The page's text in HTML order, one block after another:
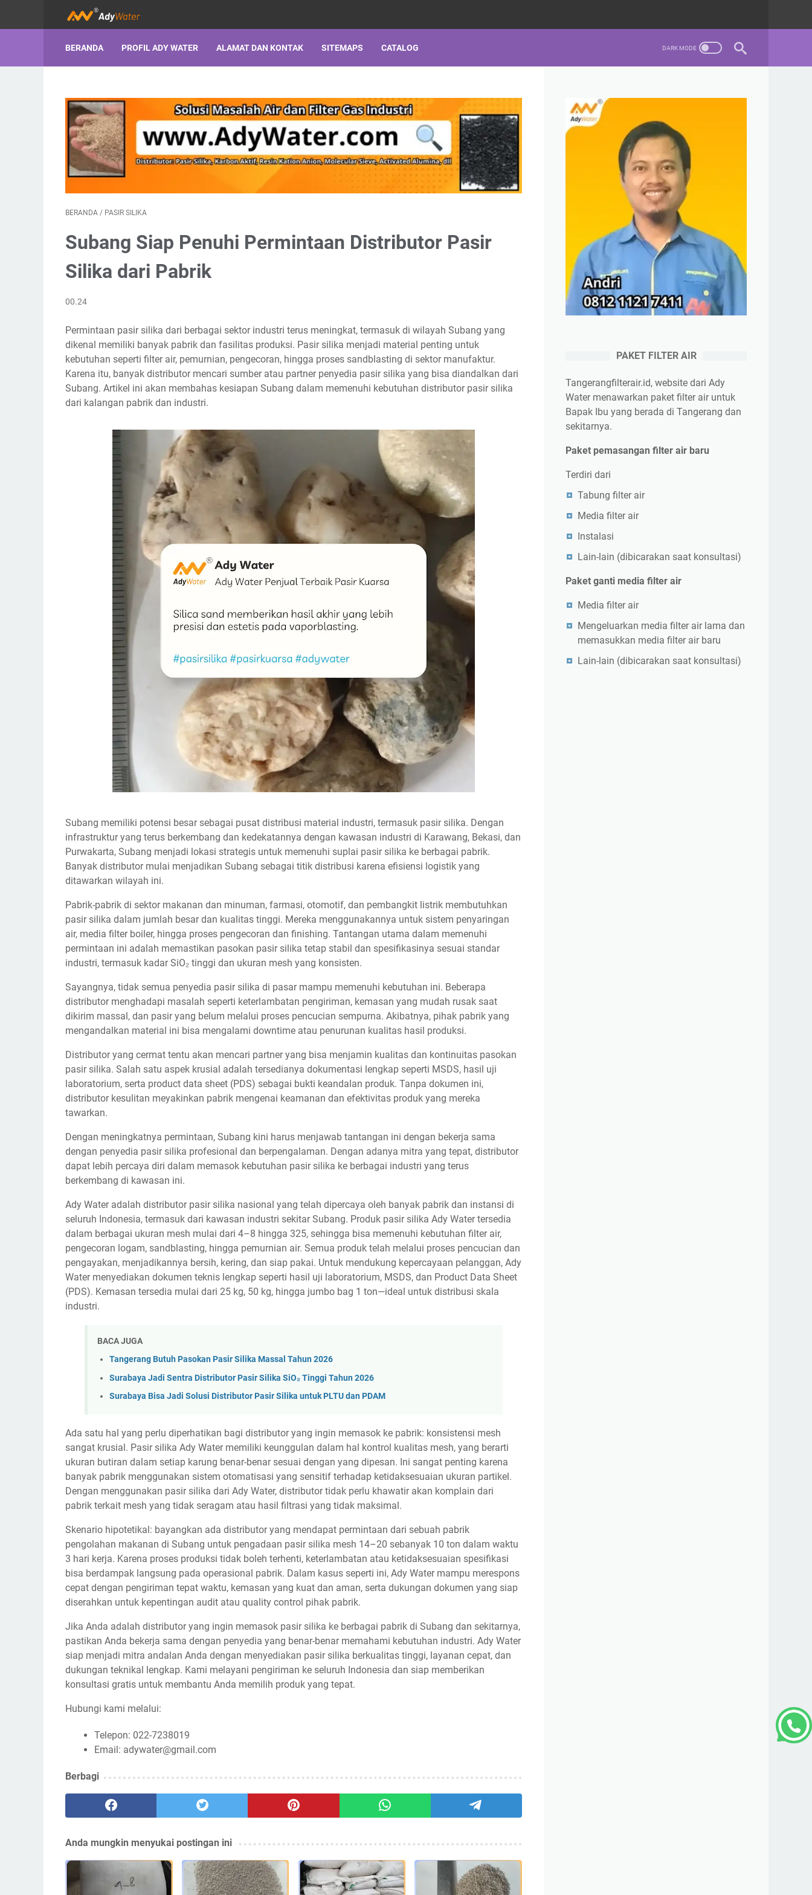
BERANDA PROFIL ADY WATER ALAMAT DAN KONTAK SITEMAPS CATALOG
BERANDA / PASIR SILIKA
Subang Siap Penuhi Permintaan Distributor Pasir
Silika dari Pabrik
00.24
Permintaan pasir silika dari berbagai sektor industri terus meningkat, termasuk di wilayah Subang yang
dikenal memiliki banyak pabrik dan fasilitas produksi. Pasir silika menjadi material penting untuk
kebutuhan seperti filter air, pemurnian, pengecoran, hingga proses sandblasting di sektor manufaktur.
Karena itu, banyak distributor mencari sumber atau partner penyedia pasir silika yang bisa diandalkan dari
Subang. Artikel ini akan membahas kesiapan Subang dalam memenuhi kebutuhan distributor pasir silika
dari kalangan pabrik dan industri.
Subang memiliki potensi besar sebagai pusat distribusi material industri, termasuk pasir silika. Dengan
infrastruktur yang terus berkembang dan kedekatannya dengan kawasan industri di Karawang, Bekasi, dan
Purwakarta, Subang menjadi lokasi strategis untuk memenuhi suplai pasir silika ke berbagai pabrik.
Banyak distributor mulai menjadikan Subang sebagai titik distribusi karena efisiensi logistik yang
ditawarkan wilayah ini.
Pabrik-pabrik di sektor makanan dan minuman, farmasi, otomotif, dan pembangkit listrik membutuhkan
pasir silika dalam jumlah besar dan kualitas tinggi. Mereka menggunakannya untuk sistem penyaringan
air, media filter boiler, hingga proses pengecoran dan finishing. Tantangan utama dalam memenuhi
permintaan ini adalah memastikan pasokan pasir silika tetap stabil dan spesifikasinya sesuai standar
industri, termasuk kadar SiO₂ tinggi dan ukuran mesh yang konsisten.
Sayangnya, tidak semua penyedia pasir silika di pasar mampu memenuhi kebutuhan ini. Beberapa
distributor menghadapi masalah seperti keterlambatan pengiriman, kemasan yang mudah rusak saat
dikirim massal, dan pasir yang belum melalui proses pencucian sempurna. Akibatnya, pihak pabrik yang
mengandalkan material ini bisa mengalami downtime atau penurunan kualitas hasil produksi.
Distributor yang cermat tentu akan mencari partner yang bisa menjamin kualitas dan kontinuitas pasokan
pasir silika. Salah satu aspek krusial adalah tersedianya dokumentasi lengkap seperti MSDS, hasil uji
laboratorium, serta product data sheet (PDS) sebagai bukti keandalan produk. Tanpa dokumen ini,
distributor kesulitan meyakinkan pabrik mengenai keamanan dan efektivitas produk yang mereka
tawarkan.
Dengan meningkatnya permintaan, Subang kini harus menjawab tantangan ini dengan bekerja sama
dengan penyedia pasir silika profesional dan berpengalaman. Dengan adanya mitra yang tepat, distributor
dapat lebih percaya diri dalam memasok kebutuhan pasir silika ke berbagai industri yang terus
berkembang di kawasan ini.
Ady Water adalah distributor pasir silika nasional yang telah dipercaya oleh banyak pabrik dan instansi di
seluruh Indonesia, termasuk dari kawasan industri sekitar Subang. Produk pasir silika Ady Water tersedia
dalam berbagai ukuran mesh mulai dari 4–8 hingga 325, sehingga bisa memenuhi kebutuhan filter air,
pengecoran logam, sandblasting, hingga pemurnian air. Semua produk telah melalui proses pencucian dan
pengayakan, menjadikannya bersih, kering, dan siap pakai. Untuk mendukung kepercayaan pelanggan, Ady
Water menyediakan dokumen teknis lengkap seperti hasil uji laboratorium, MSDS, dan Product Data Sheet
(PDS). Kemasan tersedia mulai dari 25 kg, 50 kg, hingga jumbo bag 1 ton—ideal untuk distribusi skala
industri.
BACA JUGA
Tangerang Butuh Pasokan Pasir Silika Massal Tahun 2026
Surabaya Jadi Sentra Distributor Pasir Silika SiO₂ Tinggi Tahun 2026
Surabaya Bisa Jadi Solusi Distributor Pasir Silika untuk PLTU dan PDAM
Ada satu hal yang perlu diperhatikan bagi distributor yang ingin memasok ke pabrik: konsistensi mesh
sangat krusial. Pasir silika Ady Water memiliki keunggulan dalam hal kontrol kualitas mesh, yang berarti
ukuran butiran dalam setiap karung benar-benar sesuai dengan yang dipesan. Ini sangat penting karena
banyak pabrik menggunakan sistem otomatisasi yang sensitif terhadap ketidaksesuaian ukuran partikel.
Dengan menggunakan pasir silika dari Ady Water, distributor tidak perlu khawatir akan komplain dari
pabrik terkait mesh yang tidak seragam atau hasil filtrasi yang tidak maksimal.
Skenario hipotetikal: bayangkan ada distributor yang mendapat permintaan dari sebuah pabrik
pengolahan makanan di Subang untuk pengadaan pasir silika mesh 14–20 sebanyak 10 ton dalam waktu
3 hari kerja. Karena proses produksi tidak boleh terhenti, keterlambatan atau ketidaksesuaian spesifikasi
bisa berdampak langsung pada operasional pabrik. Dalam kasus seperti ini, Ady Water mampu merespons
cepat dengan pengiriman tepat waktu, kemasan yang kuat dan aman, serta dukungan dokumen yang siap
diserahkan untuk kepentingan audit atau quality control pihak pabrik.
Jika Anda adalah distributor yang ingin memasok pasir silika ke berbagai pabrik di Subang dan sekitarnya,
pastikan Anda bekerja sama dengan penyedia yang benar-benar memahami kebutuhan industri. Ady Water
siap menjadi mitra andalan Anda dengan menyediakan pasir silika berkualitas tinggi, layanan cepat, dan
dukungan teknikal lengkap. Kami melayani pengiriman ke seluruh Indonesia dan siap memberikan
konsultasi gratis untuk membantu Anda memilih produk yang tepat.
Hubungi kami melalui:
Telepon: 022-7238019
Email: adywater@gmail.com
Berbagi
Anda mungkin menyukai postingan ini
PAKET FILTER AIR
Tangerangfilterair.id, website dari Ady
Water menawarkan paket filter air untuk
Bapak Ibu yang berada di Tangerang dan
sekitarnya.
Paket pemasangan filter air baru
Terdiri dari
Tabung filter air
Media filter air
Instalasi
Lain-lain (dibicarakan saat konsultasi)
Paket ganti media filter air
Media filter air
Mengeluarkan media filter air lama dan
memasukkan media filter air baru
Lain-lain (dibicarakan saat konsultasi)